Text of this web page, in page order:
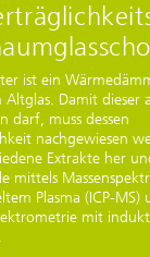
ist ein
Damit dieser
darf, muss dessen
nachgewiesen
Extrakte her
mittels
Plasma (ICP-MS)
mit